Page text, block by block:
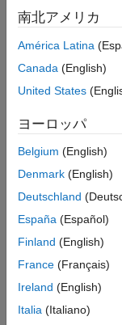
プロパティ
オブジェクト関数
例
バージョン履歴
作成
構文
lss =
lss =
lss =
lss =
説明
ます。セットに
セットにラベル
使用します。
=
ル付き信号セッ
るには、
南北アメリカ
América Latina
Canada (English)
United States
ヨーロッパ
Belgium (English)
Denmark (English)
Deutschland
España (Español)
Finland (English)
France (Français)
Ireland (English)
Italia (Italiano)